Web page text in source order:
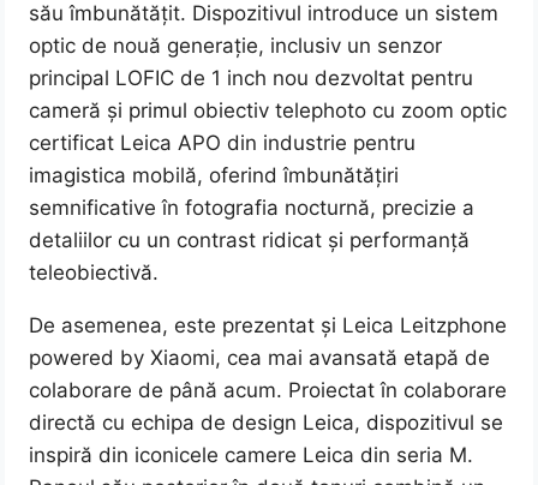
său îmbunătățit. Dispozitivul introduce un sistem
optic de nouă generație, inclusiv un senzor
principal LOFIC de 1 inch nou dezvoltat pentru
cameră și primul obiectiv telephoto cu zoom optic
certificat Leica APO din industrie pentru
imagistica mobilă, oferind îmbunătățiri
semnificative în fotografia nocturnă, precizie a
detaliilor cu un contrast ridicat și performanță
teleobiectivă.
De asemenea, este prezentat și Leica Leitzphone
powered by Xiaomi, cea mai avansată etapă de
colaborare de până acum. Proiectat în colaborare
directă cu echipa de design Leica, dispozitivul se
inspiră din iconicele camere Leica din seria M.